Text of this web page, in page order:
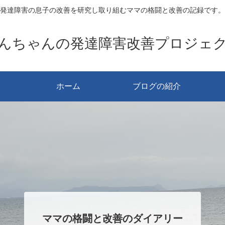
発達障害の息子の改善を研究し取り組むママの格闘と改善の記録です。
ちゃんの発達障害改善プロジェ
ホーム ブログの紹介
ママの格闘と改善のダイアリー